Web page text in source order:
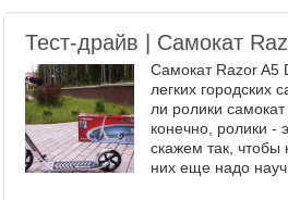
Тест-драйв | Самокат
Самокат Razor A5
легких городских
ли ролики
конечно, ролики -
скажем так, чтобы
них еще надо
конечно же у